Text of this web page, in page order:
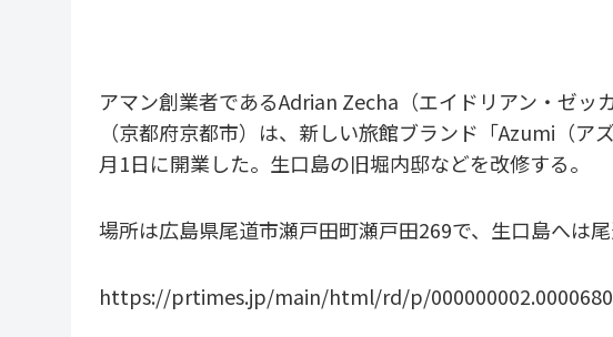
アマン創業者であるAdrian Zecha（エイドリアン・ゼッ
（京都府京都市）は、新しい旅館ブランド「Azumi（
月1日に開業した。生口島の旧堀内邸などを改修する。
場所は広島県尾道市瀬戸田町瀬戸田269で、生口島へは尾
https://prtimes.jp/main/html/rd/p/